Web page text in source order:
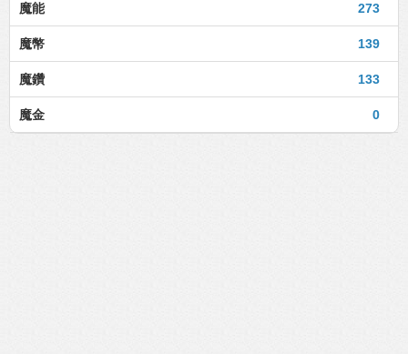
273
魔能
139
魔幣
133
魔鑽
0
魔金